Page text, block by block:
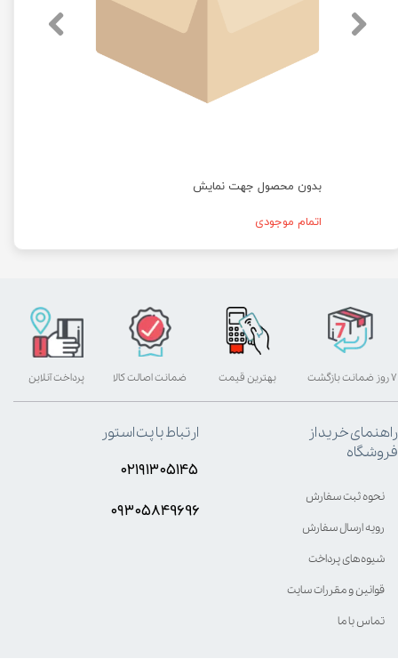
بدون محصول جهت نمایش
اتمام موجودی
بهترین قیمت پرداخت آنلاین ۷ روز ضمانت بازگشت ضمانت اصالت کالا
راهنمای خرید از
فروشگاه
نحوه ثبت سفارش
رویه ارسال سفارش
شیوه‌های پرداخت
قوانین و مقررات سایت
تماس با ما
ارتباط با پت استور
۰۲۱۹۱۳۰۵۱۴۵
۰۹۳۰۵8۴9696